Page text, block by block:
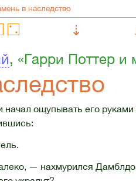
⇣
, «Гарри Поттер
ощупывать его руками
— нахмурился